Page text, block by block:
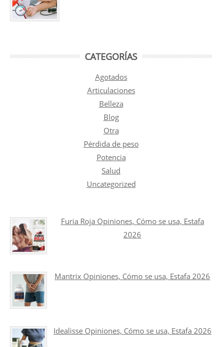
CATEGORÍAS
Agotados
Articulaciones
Belleza
Blog
Otra
Pérdida de peso
Potencia
Salud
Uncategorized
Furia Roja Opiniones, Cómo se usa, Estafa
2026
Mantrix Opiniones, Cómo se usa, Estafa 2026
Idealisse Opiniones, Cómo se usa, Estafa 2026